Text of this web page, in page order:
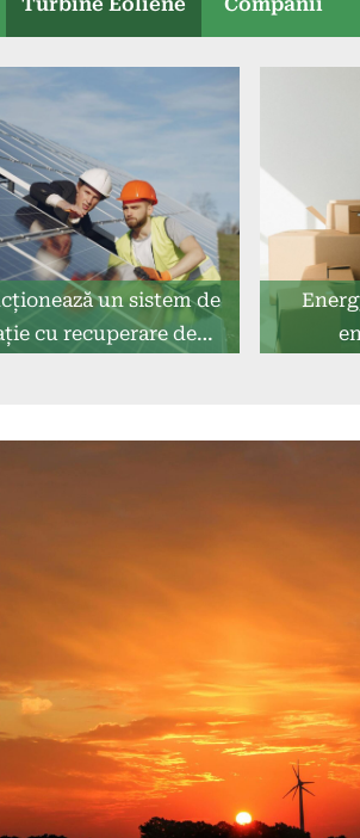
un sistem de
cu recuperare de